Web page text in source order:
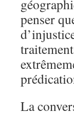
penser
La